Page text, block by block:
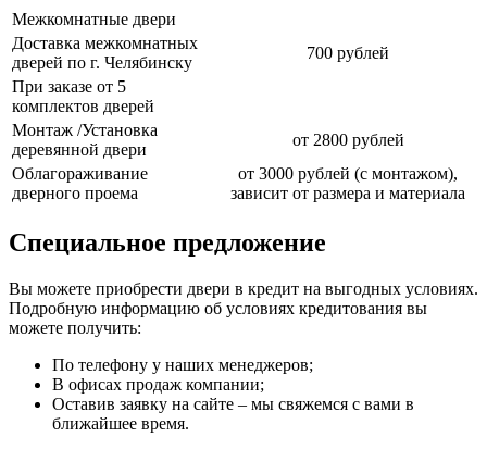
Межкомнатные двери
Доставка межкомнатных
дверей по г. Челябинску
700 рублей
При заказе от 5
комплектов дверей
Монтаж /Установка
деревянной двери
от 2800 рублей
Облагораживание
дверного проема
от 3000 рублей (с монтажом),
зависит от размера и материала
Специальное предложение
Вы можете приобрести двери в кредит на выгодных условиях.
Подробную информацию об условиях кредитования вы
можете получить:
По телефону у наших менеджеров;
В офисах продаж компании;
Оставив заявку на сайте – мы свяжемся с вами в
ближайшее время.